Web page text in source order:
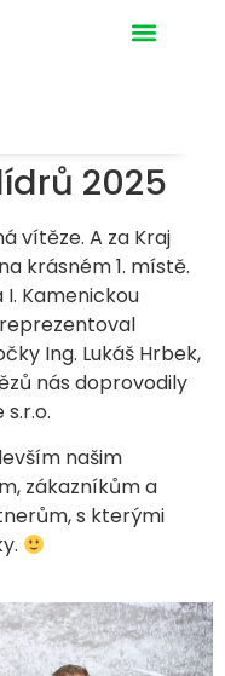
2025
vítěze. A za Kraj
krásném 1. místě.
Kamenickou
Ing. Lukáš Hrbek,
nás doprovodily
s.r.o.
našim
zákazníkům a
s kterými